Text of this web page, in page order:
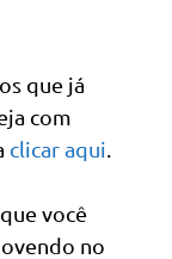
que já
com
clicar aqui
você
no